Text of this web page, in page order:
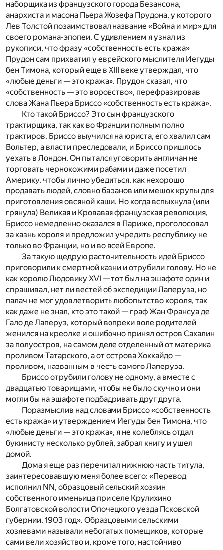
наборщика из французского города Безансона,
анархиста и масона Пьера Жозефа Прудона, у которого
Лев Толстой позаимствовал название «Война и мир» для
своего романа-эпопеи. С удивлением я узнал из
рукописи, что фразу «собственность есть кража»
Прудон сам прихватил у еврейского мыслителя Иегуды
бен Тимона, который еще в XIII веке утверждал, что
«любые деньги — это кража». Прудон сказал, что
«собственность — это воровство», перефразировав
слова Жана Пьера Бриссо «собственность есть кража».
Кто такой Бриссо? Это сын французского
трактирщика, так как во Франции полным полно
трактиров. Бриссо выучился на юриста, его хвалил сам
Вольтер, а власти преследовали, и Бриссо пришлось
уехать в Лондон. Он пытался уговорить англичан не
торговать чернокожими рабами и даже посетил
Америку, чтобы лично убедиться, как нехорошо
продавать людей, словно баранов или мешок крупы для
приготовления овсяной каши. Но когда вспыхнула (или
грянула) Великая и Кровавая французская революция,
Бриссо немедленно оказался в Париже, проголосовал
за казнь короля и предложил учредить республику не
только во Франции, но и во всей Европе.
За такую щедрую расточительность идей Бриссо
приговорили к смертной казни и отрубили голову. Но не
как королю Людовику XVI — тот был на эшафоте один и
спрашивал, нет ли вестей об экспедиции Лаперуза, но
палач не мог удовлетворить любопытство короля, так
как даже не знал, кто это такой — граф Жан Франсуа де
Гало де Лаперуз, который вопреки воле родителей
женился на креолке и ошибочно принял остров Сахалин
за полуостров, на самом деле отделенный от материка
проливом Татарского, а от острова Хоккайдо —
проливом, названным в честь самого Лаперуза.
Бриссо отрубили голову не одному, а вместе с
двадцатью товарищами, чтобы не было скучно и они
могли бы на эшафоте подбадривать друг друга.
Поразмыслив над словами Бриссо «собственность
есть кража» и утверждением Иегуды бен Тимона, что
«любые деньги — это кража», я не колеблясь отдал
букинисту несколько рублей, забрал книгу и ушел
домой.
Дома я еще раз перечитал нижнюю часть титула,
заинтересовавшую меня более всего: «Перевод
исполнил NN, образцовый сельский хозяин
собственного именьица при селе Крулихино
Болгатовской волости Опочецкого уезда Псковской
губернии. 1903 год». Образцовыми сельскими
хозяевами называли небогатых помещиков, которые
сами вели хозяйство и, кроме того, настойчиво